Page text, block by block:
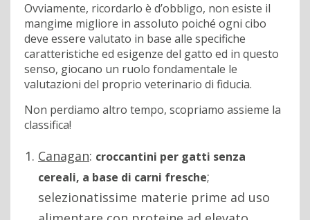
Ovviamente, ricordarlo è d’obbligo, non esiste il
mangime migliore in assoluto poiché ogni cibo
deve essere valutato in base alle specifiche
caratteristiche ed esigenze del gatto ed in questo
senso, giocano un ruolo fondamentale le
valutazioni del proprio veterinario di fiducia.
Non perdiamo altro tempo, scopriamo assieme la
classifica!
Canagan: croccantini per gatti senza
cereali, a base di carni fresche;
selezionatissime materie prime ad uso